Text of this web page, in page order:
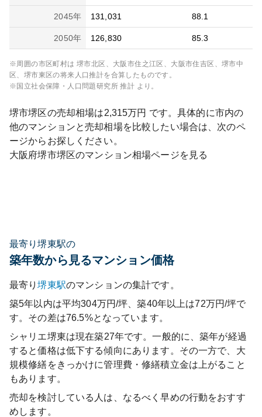
2045年 131,031 88.1
2050年 126,830 85.3
※周囲の市区町村は 堺市北区、大阪市住之江区、大阪市住吉区、堺市中
区、堺市東区の将来人口推計を合算したものです。
※国立社会保障・人口問題研究所 推計 より。
堺市堺区の売却相場は2,315万円 です。具体的に市内の
他のマンションと売却相場を比較したい場合は、次のペ
ージからお探しください。
大阪府堺市堺区のマンション相場ページを見る
最寄り堺東駅の
築年数から見るマンション価格
最寄り堺東駅のマンションの集計です。
築5年以内は平均304万円/坪、築40年以上は72万円/坪で
す。その差は76.5%となっています。
シャリエ堺東は現在築27年です。一般的に、築年が経過
すると価格は低下する傾向にあります。その一方で、大
規模修繕をきっかけに管理費・修繕積立金は上がること
もあります。
売却を検討している人は、なるべく早めの行動をおすす
めします。